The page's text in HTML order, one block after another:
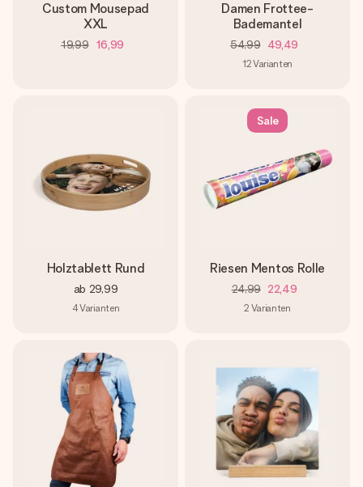
Custom Mousepad
XXL
19,99 16,99
Damen Frottee-
Bademantel
54,99 49,49
12Varianten
Holztablett Rund
ab 29,99
4Varianten
Sale
Riesen Mentos Rolle
24,99 22,49
2 Varianten